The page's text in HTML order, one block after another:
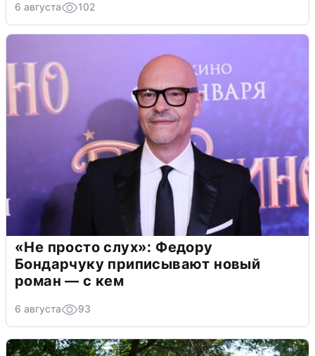
6 августа 102
«Не просто слух»: Федору
Бондарчуку приписывают новый
роман — с кем
6 августа 93